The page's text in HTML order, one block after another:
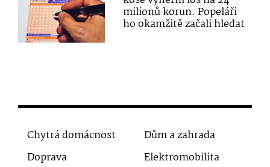
milionů korun. Popeláři
ho okamžitě začali hledat
Chytrá domácnost
Dům a zahrada
Doprava
Elektromobilita